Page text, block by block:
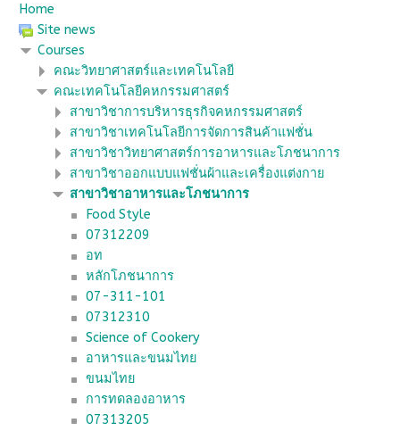
Home
Site news
Courses
คณะวิทยาศาสตร์และเทคโนโลยี
คณะเทคโนโลยีคหกรรมศาสตร์
สาขาวิชาการบริหารธุรกิจคหกรรมศาสตร์
สาขาวิชาเทคโนโลยีการจัดการสินค้าแฟชั่น
สาขาวิชาวิทยาศาสตร์การอาหารและโภชนาการ
สาขาวิชาออกแบบแฟชั่นผ้าและเครื่องแต่งกาย
สาขาวิชาอาหารและโภชนาการ
Food Style
07312209
อท
หลักโภชนาการ
07-311-101
07312310
Science of Cookery
อาหารและขนมไทย
ขนมไทย
การทดลองอาหาร
07313205